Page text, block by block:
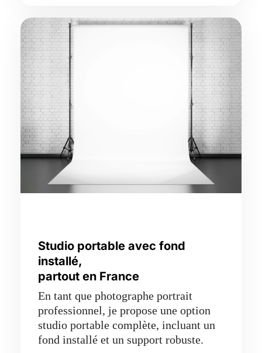
Studio portable avec fond
installé,
partout en France
En tant que photographe portrait
professionnel, je propose une option
studio portable complète, incluant un
fond installé et un support robuste.